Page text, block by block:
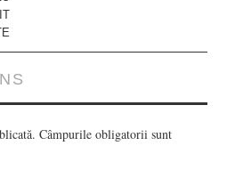
Câmpurile obligatorii sunt